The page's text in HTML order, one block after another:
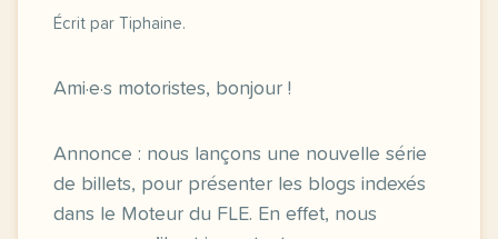
Écrit par Tiphaine.
Ami·e·s motoristes, bonjour !
Annonce : nous lançons une nouvelle série
de billets, pour présenter les blogs indexés
dans le Moteur du FLE. En effet, nous